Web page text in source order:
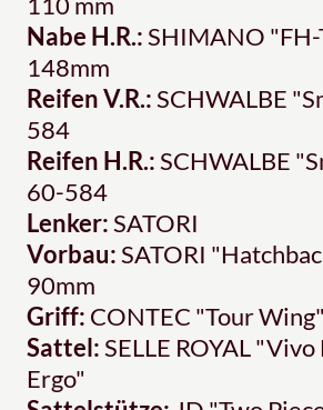
Nabe H.R.:SHIMANO
148mm
Reifen V.R.:SCHWALBE
584
Reifen H.R.:SCHWALBE
60-584
Lenker:SATORI
Vorbau:SATORI
90mm
Griff: CONTEC "Tour Wing"
Sattel:SELLE ROYAL
Ergo"